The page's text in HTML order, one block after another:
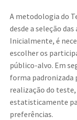
A metodologia do
desde a seleção
Inicialmente, é
escolher os
público-alvo. Em
forma padronizada
realização do
estatisticamente
preferências.